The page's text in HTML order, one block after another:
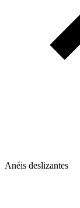
Anéis deslizantes